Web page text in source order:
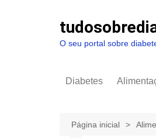
O seu portal sobre
Diabetes
Página inicial